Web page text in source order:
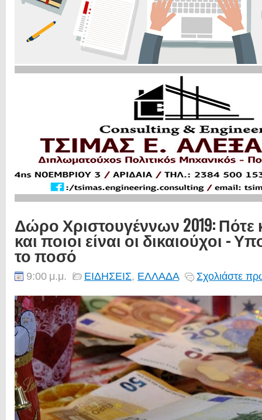
Δώρο Χριστουγέννων 2019: Πότε
και ποιοι είναι οι δικαιούχοι -
το ποσό
9:00 μ.μ. ΕΙΔΗΣΕΙΣ, ΕΛΛΑΔΑ Σχολιάστε